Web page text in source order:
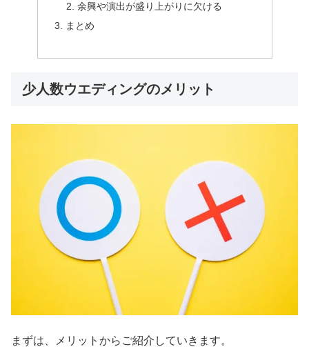
余興や演出が盛り上がりに欠ける
まとめ
少人数ウエディングのメリット
まずは、メリットからご紹介していきます。